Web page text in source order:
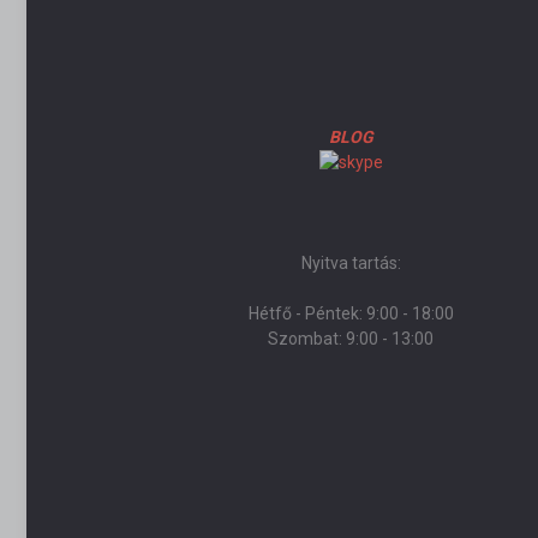
BLOG
Nyitva tartás:
Hétfő - Péntek: 9:00 - 18:00
Szombat: 9:00 - 13:00